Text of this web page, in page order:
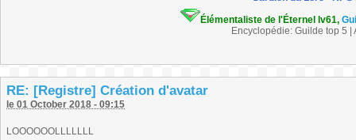
Élémentaliste de l'Éternel lv61,
Encyclopédie: Guilde top 5 |
RE: [Registre] Création d'avatar
le 01 October 2018 - 09:15
LOOOOOOLLLLLLL